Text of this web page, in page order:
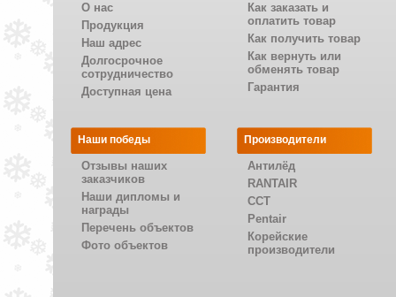
О нас
Продукция
Наш адрес
Долгосрочное
сотрудничество
Доступная цена
Как заказать и
оплатить товар
Как получить товар
Как вернуть или
обменять товар
Гарантия
Наши победы
Отзывы наших
заказчиков
Наши дипломы и
награды
Перечень объектов
Фото объектов
Производители
Антилёд
RANTAIR
CCT
Pentair
Корейские
производители